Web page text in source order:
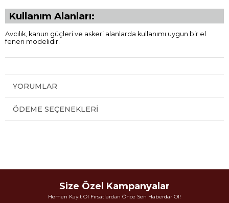
Kullanım Alanları:
Avcılık, kanun güçleri ve askeri alanlarda kullanımı uygun bir el
feneri modelidir.
YORUMLAR
ÖDEME SEÇENEKLERI
Size Özel Kampanyalar
Hemen Kayıt Ol Fırsatlardan Önce Sen Haberdar Ol!